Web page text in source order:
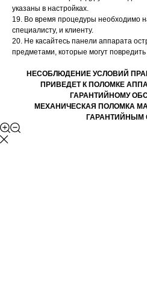
указаны в настройках.
19. Во время процедуры необходимо
специалисту, и клиенту.
20. Не касайтесь панели аппарата
предметами, которые могут
НЕСОБЛЮДЕНИЕ УСЛОВИЙ
ПРИВЕДЕТ К ПОЛОМКЕ
ГАРАНТИЙНОМУ
МЕХАНИЧЕСКАЯ ПОЛОМКА
ГАРАНТИЙНЫМ